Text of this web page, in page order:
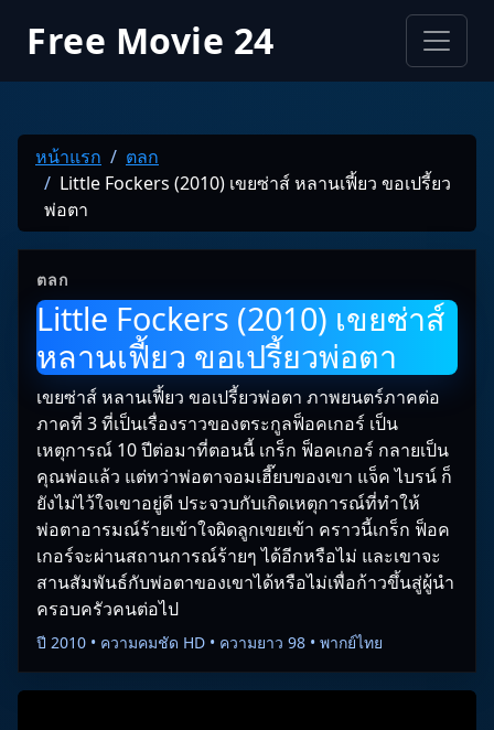
Free Movie 24
หน้าแรก
ตลก
Little Fockers (2010) เขยซ่าส์ หลานเฟี้ยว ขอเปรี้ยว
พ่อตา
ตลก
Little Fockers (2010) เขยซ่าส์
หลานเฟี้ยว ขอเปรี้ยวพ่อตา
เขยซ่าส์ หลานเฟี้ยว ขอเปรี้ยวพ่อตา ภาพยนตร์ภาคต่อ
ภาคที่ 3 ที่เป็นเรื่องราวของตระกูลฟ็อคเกอร์ เป็น
เหตุการณ์ 10 ปีต่อมาที่ตอนนี้ เกร็ก ฟ็อคเกอร์ กลายเป็น
คุณพ่อแล้ว แต่ทว่าพ่อตาจอมเฮี๊ยบของเขา แจ็ค ไบรน์ ก็
ยังไม่ไว้ใจเขาอยู่ดี ประจวบกับเกิดเหตุการณ์ที่ทำให้
พ่อตาอารมณ์ร้ายเข้าใจผิดลูกเขยเข้า คราวนี้เกร็ก ฟ็อค
เกอร์จะผ่านสถานการณ์ร้ายๆ ได้อีกหรือไม่ และเขาจะ
สานสัมพันธ์กับพ่อตาของเขาได้หรือไม่เพื่อก้าวขึ้นสู่ผู้นำ
ครอบครัวคนต่อไป
ปี 2010 • ความคมชัด HD • ความยาว 98 • พากย์ไทย